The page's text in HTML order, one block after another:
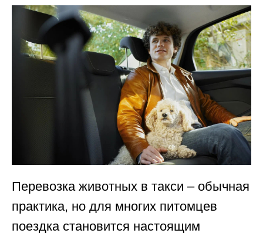
Перевозка животных в такси – обычная
практика, но для многих питомцев
поездка становится настоящим